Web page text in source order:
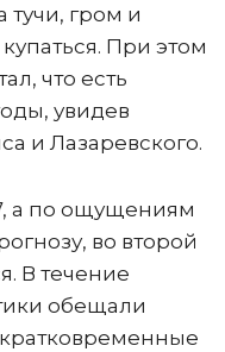
тучи, гром и
При этом
что есть
увидев
и Лазаревского.
а по ощущениям
во второй
В течение
обещали